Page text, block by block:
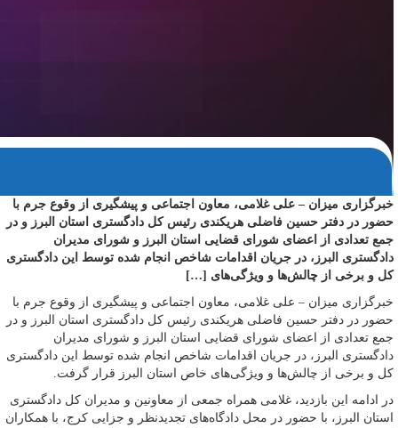
خبرگزاری میزان – علی غلامی، معاون اجتماعی و پیشگیری از وقوع جرم با
حضور در دفتر حسین فاضلی هریکندی رئیس کل دادگستری استان البرز و در
جمع تعدادی از اعضای شورای قضایی استان البرز و شورای مدیران
دادگستری البرز، در جریان اقدامات شاخص انجام شده توسط این دادگستری
کل و برخی از چالش‌ها و ویژگی‌های […]
خبرگزاری میزان – علی غلامی، معاون اجتماعی و پیشگیری از وقوع جرم با
حضور در دفتر حسین فاضلی هریکندی رئیس کل دادگستری استان البرز و در
جمع تعدادی از اعضای شورای قضایی استان البرز و شورای مدیران
دادگستری البرز، در جریان اقدامات شاخص انجام شده توسط این دادگستری
کل و برخی از چالش‌ها و ویژگی‌های خاص استان البرز قرار گرفت.
در ادامه این بازدید، غلامی همراه جمعی از معاونین و مدیران کل دادگستری
استان البرز، با حضور در محل دادگاه‌های تجدیدنظر و جزایی کرج، با همکاران